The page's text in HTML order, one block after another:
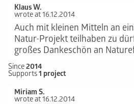
Klaus W.
wrote at 16.12.2014
Auch mit kleinen Mitteln an
Natur-Projekt teilhaben zu
großes Dankeschön an
Since2014
Supports1 project
Miriam S.
wrote at 16.12.2014